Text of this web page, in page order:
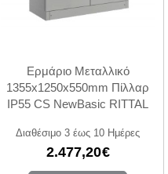
Ερμάριο Μεταλλικό
1355x1250x550mm Πίλλαρ
IP55 CS NewBasic RITTAL
Διαθέσιμο 3 έως 10 Ημέρες
2.477,20€